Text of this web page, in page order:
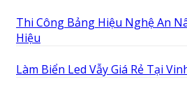
Thi Công Bảng Hiệu Nghệ An
Hiệu
Làm Biển Led Vẫy Giá Rẻ Tại